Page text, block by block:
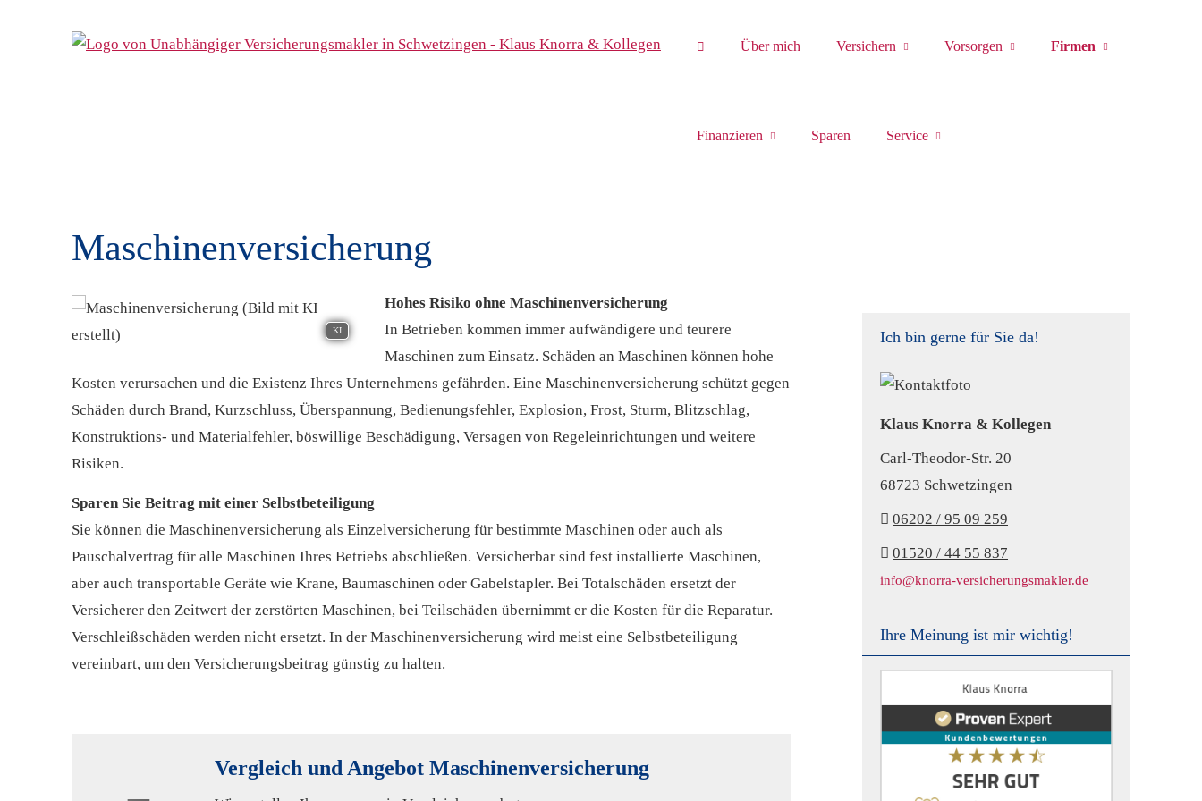
Über mich Versichern Vorsorgen Firmen
Finanzieren Sparen Service
Ich bin gerne für Sie da!
Klaus Knorra & Kollegen
Carl-Theodor-Str. 20
68723 Schwetzingen
06202 / 95 09 259
01520 / 44 55 837
info@knorra-versicherungsmakler.de
Ihre Meinung ist mir wichtig!
Maschinenversicherung
KI
Hohes Risiko ohne Maschinenversicherung
In Betrieben kommen immer aufwändigere und teurere
Maschinen zum Einsatz. Schäden an Maschinen können hohe
Kosten verursachen und die Existenz Ihres Unternehmens gefährden. Eine Maschinenversicherung schützt gegen
Schäden durch Brand, Kurzschluss, Überspannung, Bedienungsfehler, Explosion, Frost, Sturm, Blitzschlag,
Konstruktions- und Materialfehler, böswillige Beschädigung, Versagen von Regeleinrichtungen und weitere
Risiken.
Sparen Sie Beitrag mit einer Selbstbeteiligung
Sie können die Maschinenversicherung als Einzelversicherung für bestimmte Maschinen oder auch als
Pauschalvertrag für alle Maschinen Ihres Betriebs abschließen. Versicherbar sind fest installierte Maschinen,
aber auch transportable Geräte wie Krane, Baumaschinen oder Gabelstapler. Bei Totalschäden ersetzt der
Versicherer den Zeitwert der zerstörten Maschinen, bei Teilschäden übernimmt er die Kosten für die Reparatur.
Verschleißschäden werden nicht ersetzt. In der Maschinenversicherung wird meist eine Selbstbeteiligung
vereinbart, um den Versicherungsbeitrag günstig zu halten.
Vergleich und Angebot Maschinenversicherung